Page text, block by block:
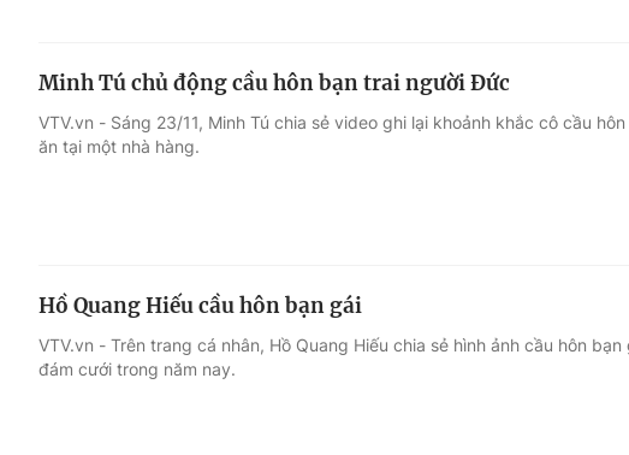
Minh Tú chủ động cầu hôn bạn trai người Đức
VTV.vn - Sáng 23/11, Minh Tú chia sẻ video ghi lại khoảnh khắc cô cầu
ăn tại một nhà hàng.
Hồ Quang Hiếu cầu hôn bạn gái
VTV.vn - Trên trang cá nhân, Hồ Quang Hiếu chia sẻ hình ảnh cầu hôn
đám cưới trong năm nay.